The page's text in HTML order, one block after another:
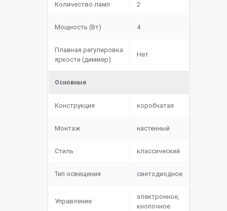
Количество ламп 2
Мощность (Вт) 4
Плавная регулировка
яркости (диммер)
Нет
Основные
Конструкция коробчатая
Монтаж настенный
Стиль классический
Тип освещения светодиодное
Управление
электронное,
кнопочное